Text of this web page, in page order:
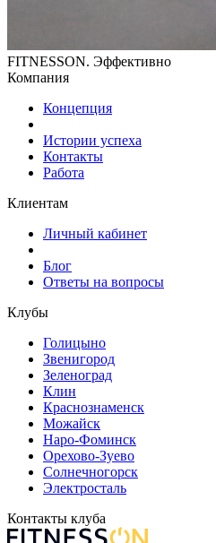
FITNESSON. Эффективно
Компания
Концепция
Истории успеха
Контакты
Работа
Клиентам
Личный кабинет
Блог
Ответы на вопросы
Клубы
Голицыно
Звенигород
Зеленоград
Клин
Краснознаменск
Можайск
Наро-Фоминск
Орехово-Зуево
Солнечногорск
Электросталь
Контакты клуба